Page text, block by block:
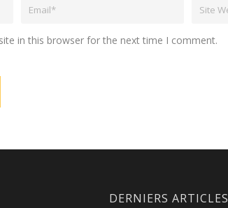
in this browser for the next time I comment.
DERNIERS ARTICLES